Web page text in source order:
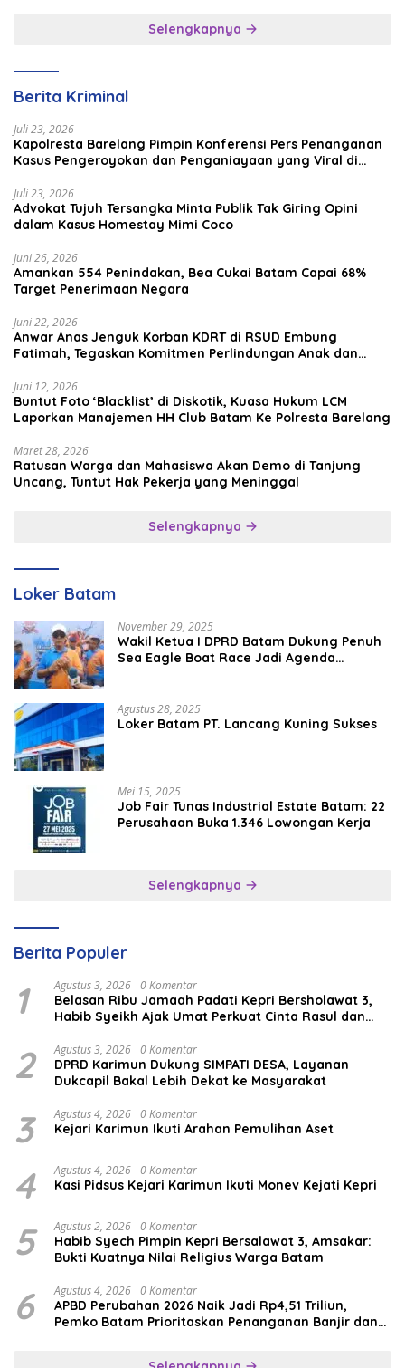
Selengkapnya
Berita Kriminal
Juli 23, 2026
Kapolresta Barelang Pimpin Konferensi Pers Penanganan
Kasus Pengeroyokan dan Penganiayaan yang Viral di
Juli 23, 2026
Advokat Tujuh Tersangka Minta Publik Tak Giring Opini
dalam Kasus Homestay Mimi Coco
Juni 26, 2026
Amankan 554 Penindakan, Bea Cukai Batam Capai 68%
Target Penerimaan Negara
Juni 22, 2026
Anwar Anas Jenguk Korban KDRT di RSUD Embung
Fatimah, Tegaskan Komitmen Perlindungan Anak dan
Juni 12, 2026
Buntut Foto ‘Blacklist’ di Diskotik, Kuasa Hukum LCM
Laporkan Manajemen HH Club Batam Ke Polresta Barelang
Maret 28, 2026
Ratusan Warga dan Mahasiswa Akan Demo di Tanjung
Uncang, Tuntut Hak Pekerja yang Meninggal
Selengkapnya
Loker Batam
November 29, 2025
Wakil Ketua I DPRD Batam Dukung Penuh
Sea Eagle Boat Race Jadi Agenda
Agustus 28, 2025
Loker Batam PT. Lancang Kuning Sukses
Mei 15, 2025
Job Fair Tunas Industrial Estate Batam: 22
Perusahaan Buka 1.346 Lowongan Kerja
Selengkapnya
Berita Populer
1 Agustus 3, 2026 0 Komentar
Belasan Ribu Jamaah Padati Kepri Bersholawat 3,
Habib Syeikh Ajak Umat Perkuat Cinta Rasul dan
2 Agustus 3, 2026 0 Komentar
DPRD Karimun Dukung SIMPATI DESA, Layanan
Dukcapil Bakal Lebih Dekat ke Masyarakat
3 Agustus 4, 2026 0 Komentar
Kejari Karimun Ikuti Arahan Pemulihan Aset
4 Agustus 4, 2026 0 Komentar
Kasi Pidsus Kejari Karimun Ikuti Monev Kejati Kepri
5 Agustus 2, 2026 0 Komentar
Habib Syech Pimpin Kepri Bersalawat 3, Amsakar:
Bukti Kuatnya Nilai Religius Warga Batam
6 Agustus 4, 2026 0 Komentar
APBD Perubahan 2026 Naik Jadi Rp4,51 Triliun,
Pemko Batam Prioritaskan Penanganan Banjir dan